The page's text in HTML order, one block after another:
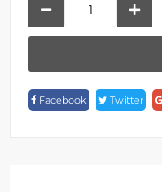
Quantity
Facebook Twitter